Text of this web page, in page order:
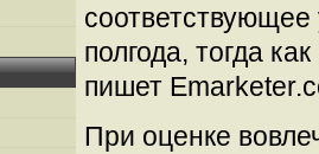
соответствующее
полгода, тогда
пишет
При оценке